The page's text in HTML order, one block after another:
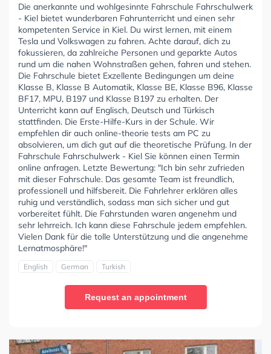
Die anerkannte und wohlgesinnte Fahrschule Fahrschulwerk
- Kiel bietet wunderbaren Fahrunterricht und einen sehr
kompetenten Service in Kiel. Du wirst lernen, mit einem
Tesla und Volkswagen zu fahren. Achte darauf, dich zu
fokussieren, da zahlreiche Personen und geparkte Autos
rund um die nahen Wohnstraßen gehen, fahren und stehen.
Die Fahrschule bietet Exzellente Bedingungen um deine
Klasse B, Klasse B Automatik, Klasse BE, Klasse B96, Klasse
BF17, MPU, B197 und Klasse B197 zu erhalten. Der
Unterricht kann auf Englisch, Deutsch und Türkisch
stattfinden. Die Erste-Hilfe-Kurs in der Schule. Wir
empfehlen dir auch online-theorie tests am PC zu
absolvieren, um dich gut auf die theoretische Prüfung. In der
Fahrschule Fahrschulwerk - Kiel Sie können einen Termin
online anfragen. Letzte Bewertung: "Ich bin sehr zufrieden
mit dieser Fahrschule. Das gesamte Team ist freundlich,
professionell und hilfsbereit. Die Fahrlehrer erklären alles
ruhig und verständlich, sodass man sich sicher und gut
vorbereitet fühlt. Die Fahrstunden waren angenehm und
sehr lehrreich. Ich kann diese Fahrschule jedem empfehlen.
Vielen Dank für die tolle Unterstützung und die angenehme
Lernatmosphäre!"
English German Turkish
Request an appointment